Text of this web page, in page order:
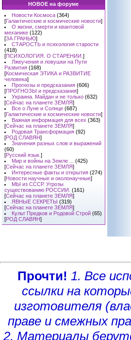
НОВОЕ на форуме
Новости Космоса (364)
[Галактические и космические новости]
О жизни, смерти и квантовой
механике (122)
[ЗА ГРАНЬЮ]
СТАРОСТЬ и психология старости
(418)
[ПСИХОЛОГИЯ. О СТАРЕНИИ. ]
Лжеучения и ловушки на Пути
Развития (168)
[Космическая ЭТИКА и РАЗВИТИЕ
человека]
Прогнозы и предсказания (606)
[ПРОГНОЗЫ и предсказания]
Украина. Майдан и не только (632)
[Сейчас на планете ЗЕМЛЯ]
Все о Луне и Солнце (687)
[Галактические и космические новости]
Важная информация для всех (363)
[Сейчас на планете ЗЕМЛЯ]
Родовая Трансформация (92)
[РОД СЛАВЯН]
Значения разных слов и выражений
(60)
[Русский язык. ]
Мир и войны на Земле ...
(425)
[Сейчас на планете ЗЕМЛЯ]
Интересные факты и открытия (274)
[Новости научные и околонаучные]
МЫ из СССР. Угрозы
существованию РОССИИ. (161)
[Сейчас на планете ЗЕМЛЯ]
ЯВНЫЕ СЕКРЕТЫ (319)
[Сейчас на планете ЗЕМЛЯ]
Культ Предков и Родовой Строй (65)
[РОД СЛАВЯН]
Прочти! 1. Все
ссылки на
изготовителя
праве и смежных
2. Материалы